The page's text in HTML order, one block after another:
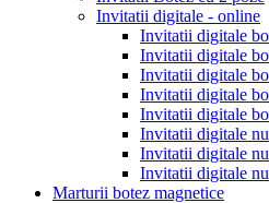
Invitatii digitale - online
Invitatii digitale
Invitatii digitale
Invitatii digitale
Invitatii digitale
Invitatii digitale
Invitatii digitale
Invitatii digitale
Invitatii digitale
Marturii botez magnetice